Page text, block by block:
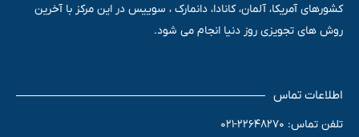
کشورهای آمریکا، آلمان، کانادا، دانمارک ، سوییس در این مرکز با آخرین
روش های تجویزی روز دنیا انجام می شود.
اطلاعات تماس
تلفن تماس: 22648270-021